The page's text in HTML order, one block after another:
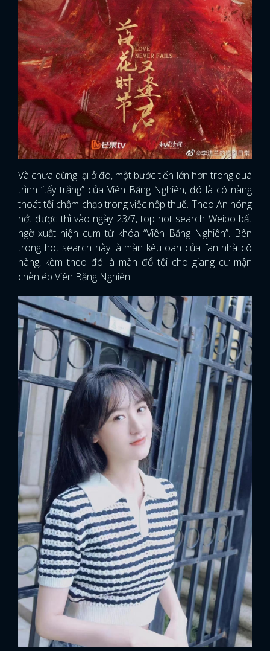
Và chưa dừng lại ở đó, một bước tiến lớn hơn trong quá
trình “tẩy trắng” của Viên Băng Nghiên, đó là cô nàng
thoát tội chậm chạp trong việc nộp thuế. Theo An hóng
hớt được thì vào ngày 23/7, top hot search Weibo bất
ngờ xuất hiện cụm từ khóa “Viên Băng Nghiên”. Bên
trong hot search này là màn kêu oan của fan nhà cô
nàng, kèm theo đó là màn đổ tội cho giang cư mận
chèn ép Viên Băng Nghiên.